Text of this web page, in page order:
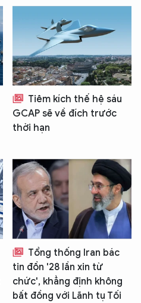
Tiêm kích thế hệ sáu
GCAP sẽ về đích trước
thời hạn
Tổng thống Iran bác
tin đồn '28 lần xin từ
chức', khẳng định không
bất đồng với Lãnh tụ Tối